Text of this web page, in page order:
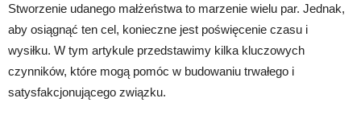
Stworzenie udanego małżeństwa to marzenie wielu par. Jednak,
aby osiągnąć ten cel, konieczne jest poświęcenie czasu i
wysiłku. W tym artykule przedstawimy kilka kluczowych
czynników, które mogą pomóc w budowaniu trwałego i
satysfakcjonującego związku.